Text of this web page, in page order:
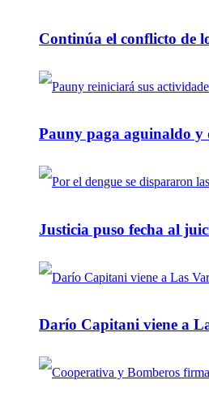
Continúa el conflicto de
Pauny paga aguinaldo y
Justicia puso fecha al
Darío Capitani viene a